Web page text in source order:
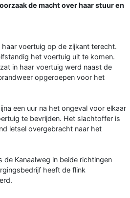
de macht over haar stuur en
voertuig op de zijkant terecht.
het voertuig uit te komen.
in haar voertuig werd naast de
opgeroepen voor het
een uur na het ongeval voor elkaar
te bevrijden. Het slachtoffer is
letsel overgebracht naar het
de Kanaalweg in beide richtingen
heeft de flink